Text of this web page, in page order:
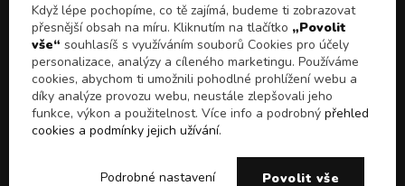
SLEDUJ NÁS!
© 2026 Všechna práva vyhrazena
E-shop Pulito - Kvalitní drogerie a čistící prostředky z
ANO
Když lépe pochopíme, co tě zajímá, budeme ti zobrazovat
přesnější obsah na míru. Kliknutím na tlačítko „Povolit
vše“ souhlasíš s využíváním souborů Cookies pro účely
personalizace, analýzy a cíleného marketingu. Používáme
cookies, abychom ti umožnili pohodlné prohlížení webu a
díky analýze provozu webu, neustále zlepšovali jeho
funkce, výkon a použitelnost. Více info a podrobný přehled
cookies a podmínky jejich užívání.
Podrobné nastavení Povolit vše